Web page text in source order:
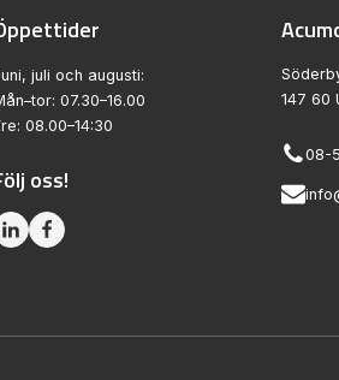
juli och augusti:
07.30–16.00
08.00–14:30
oss!
147 60
08-